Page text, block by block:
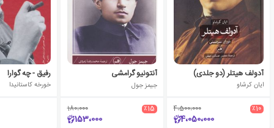
آدولف هیتلر (دو جلدی)
ایان کرشاو
٪10 4،500،000
4،050،000
آنتونیو گرامشی
جیمز جول
٪15 180،000
153،000
رفیق - چه گوارا
خورخه کاستانیدا